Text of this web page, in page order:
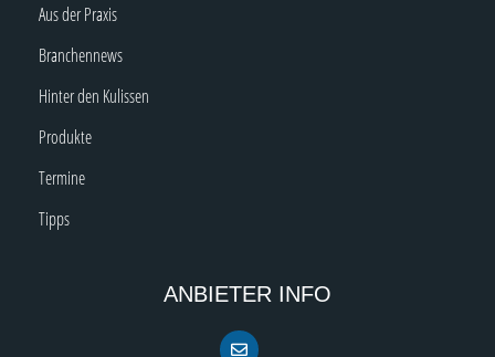
Aus der Praxis
Branchennews
Hinter den Kulissen
Produkte
Termine
Tipps
ANBIETER INFO